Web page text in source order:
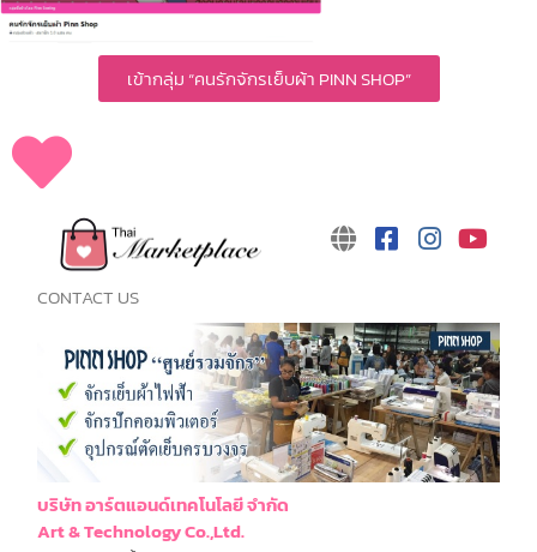
เข้ากลุ่ม “คนรักจักรเย็บผ้า PINN SHOP”
CONTACT US
บริษัท อาร์ตแอนด์เทคโนโลยี จำกัด
Art & Technology Co.,Ltd.